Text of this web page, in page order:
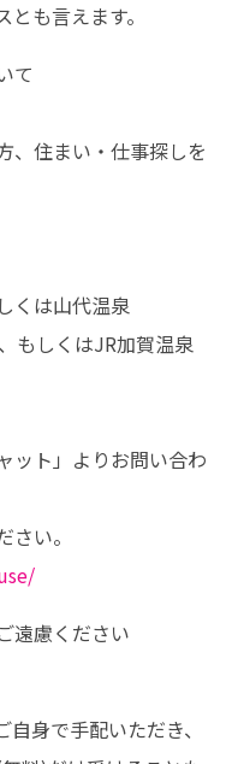
も言えます。
て
、住まい・仕事探しを
くは山代温泉
もしくはJR加賀温泉
ット」よりお問い合わ
遠慮ください
身で手配いただき、